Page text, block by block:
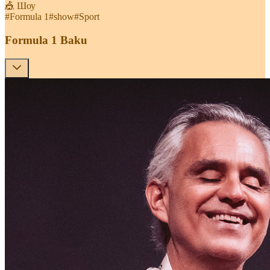
🎪 Шоу
#Formula 1#show#Sport
Formula 1 Baku